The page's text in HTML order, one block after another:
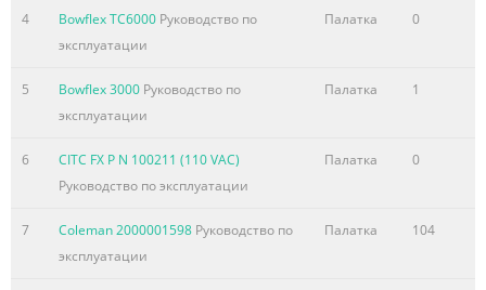
4 Bowflex TC6000 Руководство по
эксплуатации
Палатка 0
5 Bowflex 3000 Руководство по
эксплуатации
Палатка 1
6
CITC FX P N 100211 (110 VAC)
Руководство по эксплуатации
Палатка 0
7 Coleman 2000001598 Руководство по
эксплуатации
Палатка 104